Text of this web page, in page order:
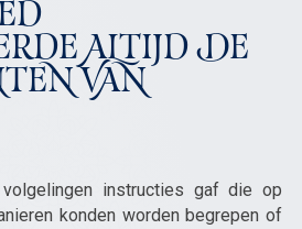
ALTIJD DE
VAN
instructies gaf die op
konden worden begrepen of